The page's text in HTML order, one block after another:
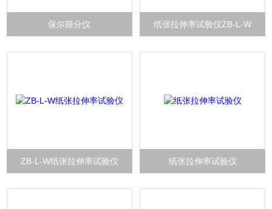
保尔筛分仪 纸张拉伸率试验仪ZB-L-W
ZB-L-W纸张拉伸率试验仪 纸张拉伸率试验仪